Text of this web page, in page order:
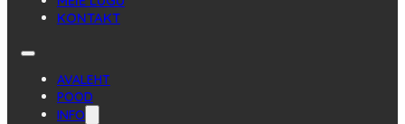
KONTAKT
AVALEHT
POOD
INFO